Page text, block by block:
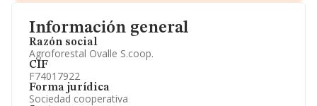
Información general
Razón social
Agroforestal Ovalle S.coop.
CIF
F74017922
Forma jurídica
Sociedad cooperativa
Información oficial y registral complementaria.